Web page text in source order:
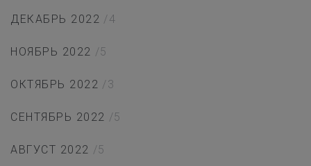
ДЕКАБРЬ 2022 /4
НОЯБРЬ 2022 /5
ОКТЯБРЬ 2022 /3
СЕНТЯБРЬ 2022 /5
АВГУСТ 2022 /5